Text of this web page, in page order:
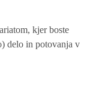
kjer boste
delo in potovanja v